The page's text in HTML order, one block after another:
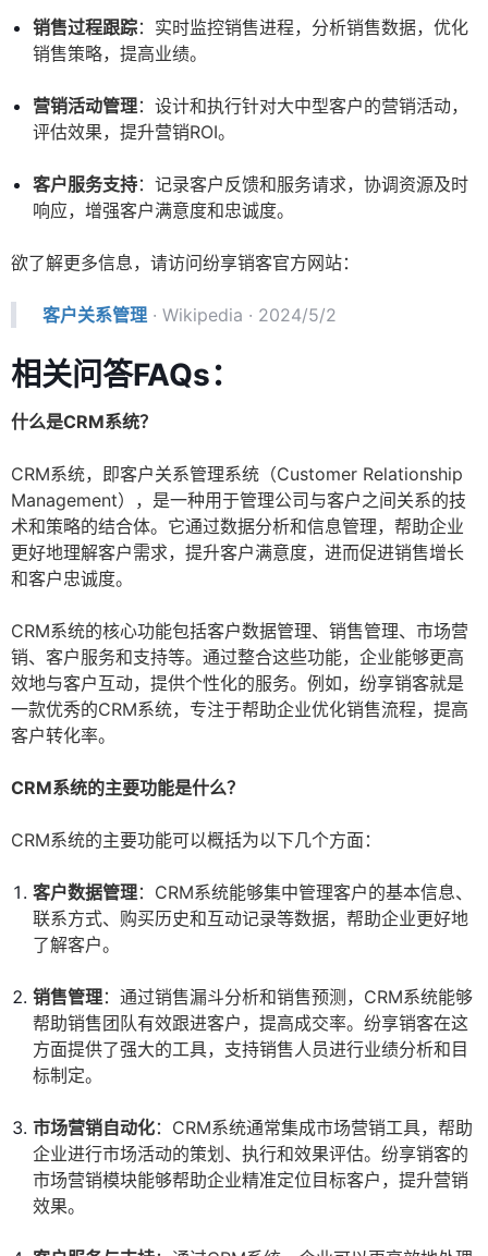
销售过程跟踪：实时监控销售进程，分析销售数据，优化
销售策略，提高业绩。
营销活动管理：设计和执行针对大中型客户的营销活动，
评估效果，提升营销ROI。
客户服务支持：记录客户反馈和服务请求，协调资源及时
响应，增强客户满意度和忠诚度。
欲了解更多信息，请访问纷享销客官方网站：
客户关系管理 · Wikipedia · 2024/5/2
相关问答FAQs：
什么是CRM系统？
CRM系统，即客户关系管理系统（Customer Relationship
Management），是一种用于管理公司与客户之间关系的技
术和策略的结合体。它通过数据分析和信息管理，帮助企业
更好地理解客户需求，提升客户满意度，进而促进销售增长
和客户忠诚度。
CRM系统的核心功能包括客户数据管理、销售管理、市场营
销、客户服务和支持等。通过整合这些功能，企业能够更高
效地与客户互动，提供个性化的服务。例如，纷享销客就是
一款优秀的CRM系统，专注于帮助企业优化销售流程，提高
客户转化率。
CRM系统的主要功能是什么？
CRM系统的主要功能可以概括为以下几个方面：
客户数据管理：CRM系统能够集中管理客户的基本信息、
联系方式、购买历史和互动记录等数据，帮助企业更好地
了解客户。
销售管理：通过销售漏斗分析和销售预测，CRM系统能够
帮助销售团队有效跟进客户，提高成交率。纷享销客在这
方面提供了强大的工具，支持销售人员进行业绩分析和目
标制定。
市场营销自动化：CRM系统通常集成市场营销工具，帮助
企业进行市场活动的策划、执行和效果评估。纷享销客的
市场营销模块能够帮助企业精准定位目标客户，提升营销
效果。